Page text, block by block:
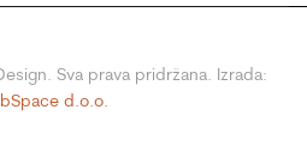
Sva prava pridržana. Izrada:
d.o.o.